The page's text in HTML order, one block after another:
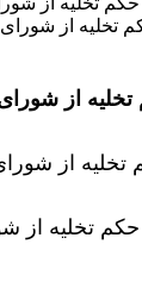
تخلیه از
از شورای
تخلیه از